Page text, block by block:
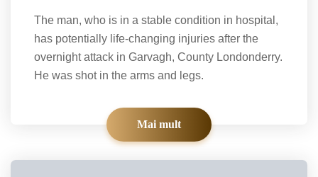
The man, who is in a stable condition in hospital,
has potentially life-changing injuries after the
overnight attack in Garvagh, County Londonderry.
He was shot in the arms and legs.
Mai mult